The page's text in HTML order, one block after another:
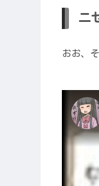
ニ
おお、